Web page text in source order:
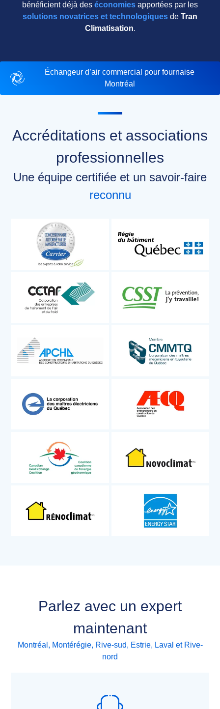
bénéficient déjà des économies apportées par les
solutions novatrices et technologiques de Tran
Climatisation.
Échangeur d’air commercial pour fournaise
Montréal
Accréditations et associations
professionnelles
Une équipe certifiée et un savoir-faire
reconnu
Parlez avec un expert
maintenant
Montréal, Montérégie, Rive-sud, Estrie, Laval et Rive-
nord